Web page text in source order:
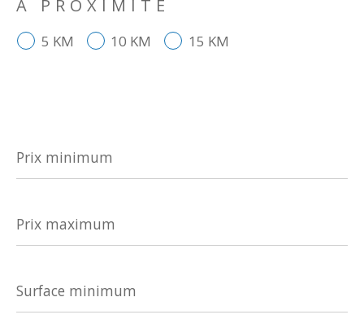
A PROXIMITÉ
5 KM 10 KM 15 KM
minimum
maximum
minimum